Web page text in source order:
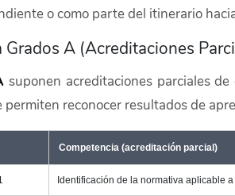
o como parte del itinerario
Grados A (Acreditaciones
suponen acreditaciones parciales
permiten reconocer resultados de
Competencia (acreditación parcial)
Identificación de la normativa aplicable a